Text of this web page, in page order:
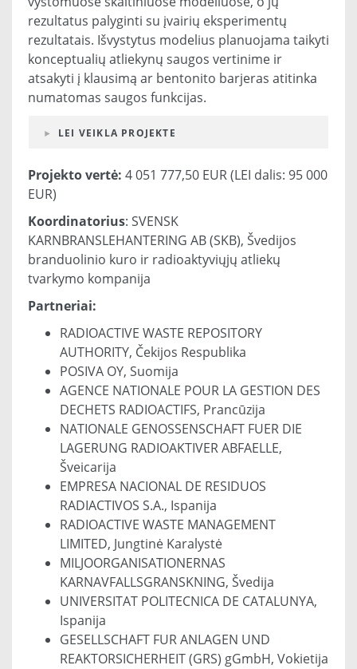
rezultatus palyginti su įvairių eksperimentų
rezultatais. Išvystytus modelius planuojama taikyti
konceptualių atliekynų saugos vertinime ir
atsakyti į klausimą ar bentonito barjeras atitinka
numatomas saugos funkcijas.
LEI VEIKLA PROJEKTE
Projekto vertė: 4 051 777,50 EUR (LEI dalis: 95 000
EUR)
Koordinatorius: SVENSK
KARNBRANSLEHANTERING AB (SKB), Švedijos
branduolinio kuro ir radioaktyviųjų atliekų
tvarkymo kompanija
Partneriai:
RADIOACTIVE WASTE REPOSITORY
AUTHORITY, Čekijos Respublika
POSIVA OY, Suomija
AGENCE NATIONALE POUR LA GESTION DES
DECHETS RADIOACTIFS, Prancūzija
NATIONALE GENOSSENSCHAFT FUER DIE
LAGERUNG RADIOAKTIVER ABFAELLE,
Šveicarija
EMPRESA NACIONAL DE RESIDUOS
RADIACTIVOS S.A., Ispanija
RADIOACTIVE WASTE MANAGEMENT
LIMITED, Jungtinė Karalystė
MILJOORGANISATIONERNAS
KARNAVFALLSGRANSKNING, Švedija
UNIVERSITAT POLITECNICA DE CATALUNYA,
Ispanija
GESELLSCHAFT FUR ANLAGEN UND
REAKTORSICHERHEIT (GRS) gGmbH, Vokietija